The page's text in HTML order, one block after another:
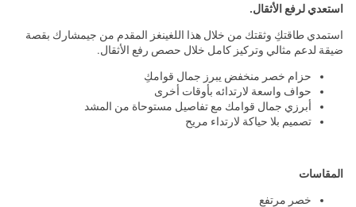
استعدي لرفع الأثقال.
استمدي طاقتكِ وثقتك من خلال هذا اللغينغز المقدم من جيمشارك بقصة
ضيقة لدعم مثالي وتركيز كامل خلال حصص رفع الأثقال.
حزام خصر منخفض يبرز جمال قوامكِ
حواف واسعة لارتدائه بأوقات أخرى
أبرزي جمال قوامك مع تفاصيل مستوحاة من المشد
تصميم بلا حياكة لارتداء مريح
المقاسات
خصر مرتفع